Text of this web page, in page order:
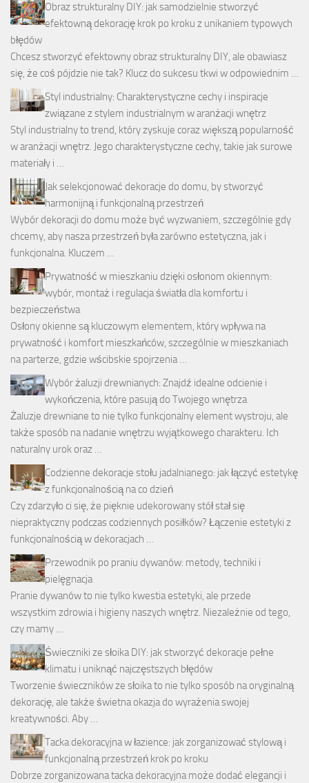
Obraz strukturalny DIY: jak samodzielnie stworzyć
efektowną dekorację krok po kroku z unikaniem typowych
błędów
Chcesz stworzyć efektowny obraz strukturalny DIY, ale obawiasz
się, że coś pójdzie nie tak? Klucz do sukcesu tkwi w odpowiednim …
Styl industrialny: Charakterystyczne cechy i inspiracje
związane z stylem industrialnym w aranżacji wnętrz
Styl industrialny to trend, który zyskuje coraz większą popularność
w aranżacji wnętrz. Jego charakterystyczne cechy, takie jak surowe
materiały i …
Jak selekcjonować dekoracje do domu, by stworzyć
harmonijną i funkcjonalną przestrzeń
Wybór dekoracji do domu może być wyzwaniem, szczególnie gdy
chcemy, aby nasza przestrzeń była zarówno estetyczna, jak i
funkcjonalna. Kluczem …
Prywatność w mieszkaniu dzięki osłonom okiennym:
wybór, montaż i regulacja światła dla komfortu i
bezpieczeństwa
Osłony okienne są kluczowym elementem, który wpływa na
prywatność i komfort mieszkańców, szczególnie w mieszkaniach
na parterze, gdzie wścibskie spojrzenia …
Wybór żaluzji drewnianych: Znajdź idealne odcienie i
wykończenia, które pasują do Twojego wnętrza
Żaluzje drewniane to nie tylko funkcjonalny element wystroju, ale
także sposób na nadanie wnętrzu wyjątkowego charakteru. Ich
naturalny urok oraz …
Codzienne dekoracje stołu jadalnianego: jak łączyć estetykę
z funkcjonalnością na co dzień
Czy zdarzyło ci się, że pięknie udekorowany stół stał się
niepraktyczny podczas codziennych posiłków? Łączenie estetyki z
funkcjonalnością w dekoracjach …
Przewodnik po praniu dywanów: metody, techniki i
pielęgnacja
Pranie dywanów to nie tylko kwestia estetyki, ale przede
wszystkim zdrowia i higieny naszych wnętrz. Niezależnie od tego,
czy mamy …
Świeczniki ze słoika DIY: jak stworzyć dekoracje pełne
klimatu i uniknąć najczęstszych błędów
Tworzenie świeczników ze słoika to nie tylko sposób na oryginalną
dekorację, ale także świetna okazja do wyrażenia swojej
kreatywności. Aby …
Tacka dekoracyjna w łazience: jak zorganizować stylową i
funkcjonalną przestrzeń krok po kroku
Dobrze zorganizowana tacka dekoracyjna może dodać elegancji i